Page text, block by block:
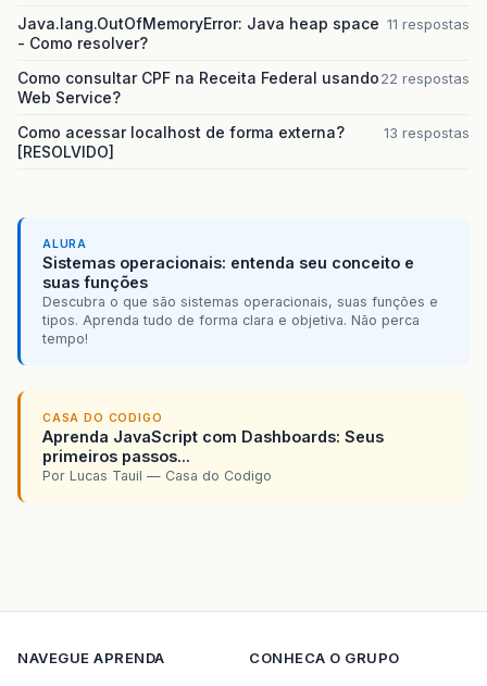
Java.lang.OutOfMemoryError: Java heap space
- Como resolver?
11 respostas
Como consultar CPF na Receita Federal usando
Web Service?
22 respostas
Como acessar localhost de forma externa?
[RESOLVIDO]
13 respostas
ALURA
Sistemas operacionais: entenda seu conceito e
suas funções
Descubra o que são sistemas operacionais, suas funções e
tipos. Aprenda tudo de forma clara e objetiva. Não perca
tempo!
CASA DO CODIGO
Aprenda JavaScript com Dashboards: Seus
primeiros passos...
Por Lucas Tauil — Casa do Codigo
NAVEGUE APRENDA
CONHECA O GRUPO